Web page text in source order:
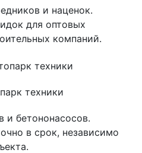
и наценок.
для оптовых
компаний.
техники
и бетононасосов.
в срок, независимо